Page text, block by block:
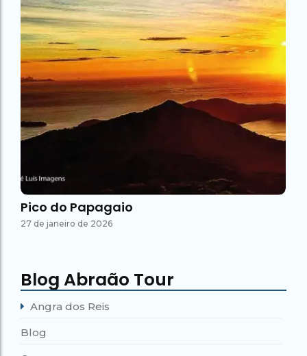
Pico do Papagaio
27 de janeiro de 2026
Blog Abraão Tour
Angra dos Reis
Blog